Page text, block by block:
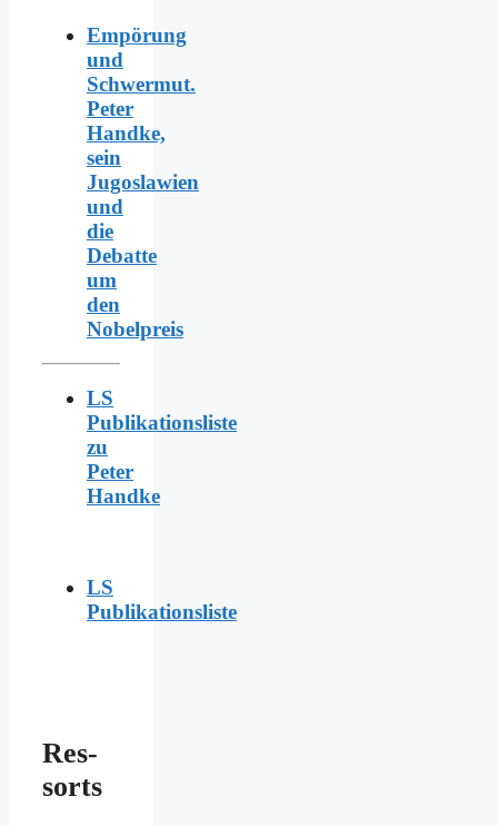
Empörung
und
Schwermut.
Peter
Handke,
sein
Jugoslawien
und
die
Debatte
um
den
Nobelpreis
LS
Publikationsliste
zu
Peter
Handke
LS
Publikationsliste
Res­
sorts